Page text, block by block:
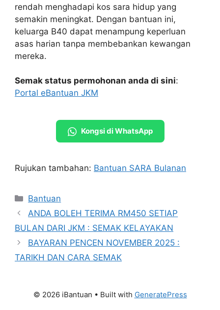
rendah menghadapi kos sara hidup yang
semakin meningkat. Dengan bantuan ini,
keluarga B40 dapat menampung keperluan
asas harian tanpa membebankan kewangan
mereka.
Semak status permohonan anda di sini:
Portal eBantuan JKM
Kongsi di WhatsApp
Rujukan tambahan: Bantuan SARA Bulanan
Categories
Bantuan
ANDA BOLEH TERIMA RM450 SETIAP
BULAN DARI JKM : SEMAK KELAYAKAN
BAYARAN PENCEN NOVEMBER 2025 :
TARIKH DAN CARA SEMAK
© 2026 iBantuan • Built with GeneratePress